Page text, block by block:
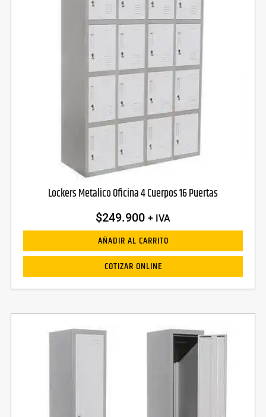
Lockers Metalico Oficina 4 Cuerpos 16 Puertas
$249.900 + IVA
AÑADIR AL CARRITO
COTIZAR ONLINE